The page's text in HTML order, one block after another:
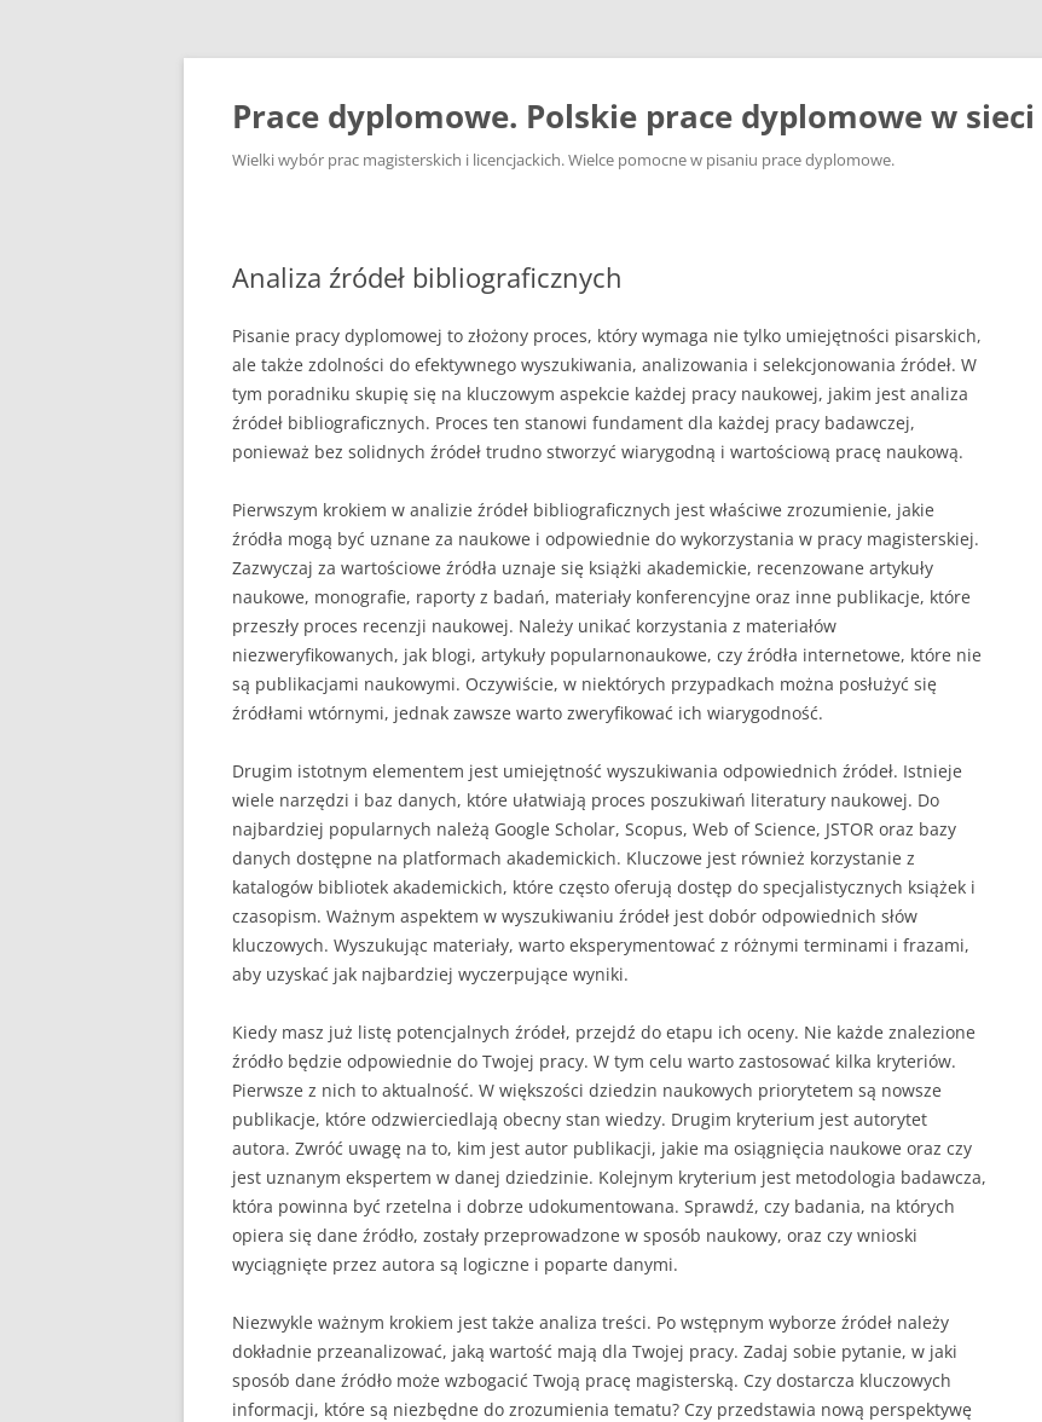
Przejdź
Prace dyplomowe. Polskie prace dyplomowe w sieci
Wielki wybór prac magisterskich i licencjackich. Wielce pomocne w pisaniu prace dyplomowe.
Analiza źródeł bibliograficznych
Pisanie pracy dyplomowej to złożony proces, który wymaga nie tylko umiejętności pisarskich,
ale także zdolności do efektywnego wyszukiwania, analizowania i selekcjonowania źródeł. W
tym poradniku skupię się na kluczowym aspekcie każdej pracy naukowej, jakim jest analiza
źródeł bibliograficznych. Proces ten stanowi fundament dla każdej pracy badawczej,
ponieważ bez solidnych źródeł trudno stworzyć wiarygodną i wartościową pracę naukową.
Pierwszym krokiem w analizie źródeł bibliograficznych jest właściwe zrozumienie, jakie
źródła mogą być uznane za naukowe i odpowiednie do wykorzystania w pracy magisterskiej.
Zazwyczaj za wartościowe źródła uznaje się książki akademickie, recenzowane artykuły
naukowe, monografie, raporty z badań, materiały konferencyjne oraz inne publikacje, które
przeszły proces recenzji naukowej. Należy unikać korzystania z materiałów
niezweryfikowanych, jak blogi, artykuły popularnonaukowe, czy źródła internetowe, które nie
są publikacjami naukowymi. Oczywiście, w niektórych przypadkach można posłużyć się
źródłami wtórnymi, jednak zawsze warto zweryfikować ich wiarygodność.
Drugim istotnym elementem jest umiejętność wyszukiwania odpowiednich źródeł. Istnieje
wiele narzędzi i baz danych, które ułatwiają proces poszukiwań literatury naukowej. Do
najbardziej popularnych należą Google Scholar, Scopus, Web of Science, JSTOR oraz bazy
danych dostępne na platformach akademickich. Kluczowe jest również korzystanie z
katalogów bibliotek akademickich, które często oferują dostęp do specjalistycznych książek i
czasopism. Ważnym aspektem w wyszukiwaniu źródeł jest dobór odpowiednich słów
kluczowych. Wyszukując materiały, warto eksperymentować z różnymi terminami i frazami,
aby uzyskać jak najbardziej wyczerpujące wyniki.
Kiedy masz już listę potencjalnych źródeł, przejdź do etapu ich oceny. Nie każde znalezione
źródło będzie odpowiednie do Twojej pracy. W tym celu warto zastosować kilka kryteriów.
Pierwsze z nich to aktualność. W większości dziedzin naukowych priorytetem są nowsze
publikacje, które odzwierciedlają obecny stan wiedzy. Drugim kryterium jest autorytet
autora. Zwróć uwagę na to, kim jest autor publikacji, jakie ma osiągnięcia naukowe oraz czy
jest uznanym ekspertem w danej dziedzinie. Kolejnym kryterium jest metodologia badawcza,
która powinna być rzetelna i dobrze udokumentowana. Sprawdź, czy badania, na których
opiera się dane źródło, zostały przeprowadzone w sposób naukowy, oraz czy wnioski
wyciągnięte przez autora są logiczne i poparte danymi.
Niezwykle ważnym krokiem jest także analiza treści. Po wstępnym wyborze źródeł należy
dokładnie przeanalizować, jaką wartość mają dla Twojej pracy. Zadaj sobie pytanie, w jaki
sposób dane źródło może wzbogacić Twoją pracę magisterską. Czy dostarcza kluczowych
informacji, które są niezbędne do zrozumienia tematu? Czy przedstawia nową perspektywę